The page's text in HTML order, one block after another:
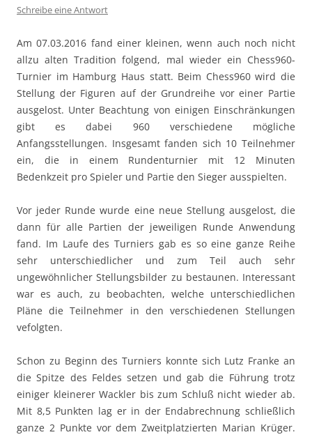
Schreibe eine Antwort
Am 07.03.2016 fand einer kleinen, wenn auch noch nicht
allzu alten Tradition folgend, mal wieder ein Chess960-
Turnier im Hamburg Haus statt. Beim Chess960 wird die
Stellung der Figuren auf der Grundreihe vor einer Partie
ausgelost. Unter Beachtung von einigen Einschränkungen
gibt es dabei 960 verschiedene mögliche
Anfangsstellungen. Insgesamt fanden sich 10 Teilnehmer
ein, die in einem Rundenturnier mit 12 Minuten
Bedenkzeit pro Spieler und Partie den Sieger ausspielten.
Vor jeder Runde wurde eine neue Stellung ausgelost, die
dann für alle Partien der jeweiligen Runde Anwendung
fand. Im Laufe des Turniers gab es so eine ganze Reihe
sehr unterschiedlicher und zum Teil auch sehr
ungewöhnlicher Stellungsbilder zu bestaunen. Interessant
war es auch, zu beobachten, welche unterschiedlichen
Pläne die Teilnehmer in den verschiedenen Stellungen
vefolgten.
Schon zu Beginn des Turniers konnte sich Lutz Franke an
die Spitze des Feldes setzen und gab die Führung trotz
einiger kleinerer Wackler bis zum Schluß nicht wieder ab.
Mit 8,5 Punkten lag er in der Endabrechnung schließlich
ganze 2 Punkte vor dem Zweitplatzierten Marian Krüger.